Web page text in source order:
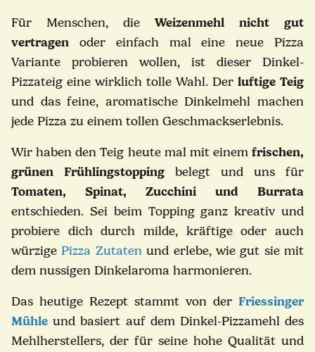
Für Menschen, die Weizenmehl nicht gut
vertragen oder einfach mal eine neue Pizza
Variante probieren wollen, ist dieser Dinkel-
Pizzateig eine wirklich tolle Wahl. Der luftige Teig
und das feine, aromatische Dinkelmehl machen
jede Pizza zu einem tollen Geschmackserlebnis.
Wir haben den Teig heute mal mit einem frischen,
grünen Frühlingstopping belegt und uns für
Tomaten, Spinat, Zucchini und Burrata
entschieden. Sei beim Topping ganz kreativ und
probiere dich durch milde, kräftige oder auch
würzige Pizza Zutatenund erlebe, wie gut sie mit
dem nussigen Dinkelaroma harmonieren.
Das heutige Rezept stammt von der Friessinger
Mühle und basiert auf dem Dinkel-Pizzamehl des
Mehlherstellers, der für seine hohe Qualität und